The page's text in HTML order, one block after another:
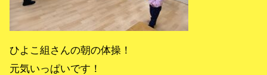
ひよこ組さんの朝の体操！
元気いっぱいです！